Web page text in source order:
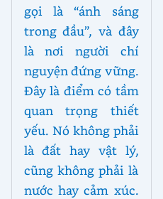
gọi là “ánh sáng
trong đầu”, và đây
là nơi người chí
nguyện đứng vững.
Đây là điểm có tầm
quan trọng thiết
yếu. Nó không phải
là đất hay vật lý,
cũng không phải là
nước hay cảm xúc.